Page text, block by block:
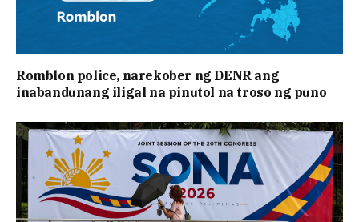
Romblon police, narekober ng DENR ang
inabandunang iligal na pinutol na troso ng puno